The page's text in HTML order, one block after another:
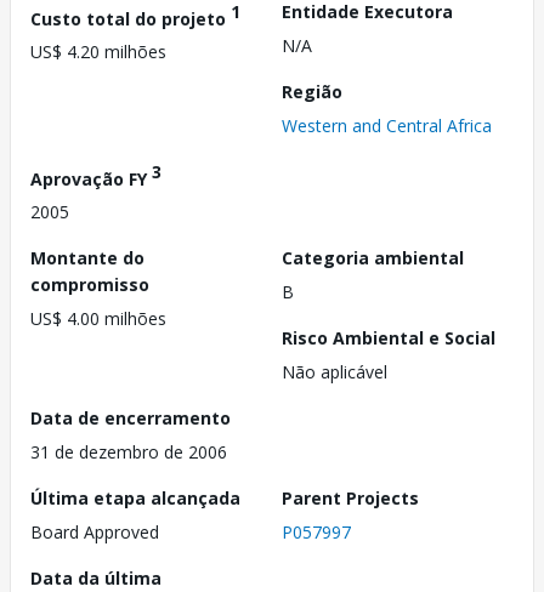
Custo total do projeto 1
US$ 4.20 milhões
Entidade Executora
N/A
Região
Western and Central Africa
Aprovação FY3
2005
Montante do
compromisso
US$ 4.00 milhões
Categoria ambiental
B
Risco Ambiental e Social
Não aplicável
Data de encerramento
31 de dezembro de 2006
Última etapa alcançada
Board Approved
Parent Projects
P057997
Data da última